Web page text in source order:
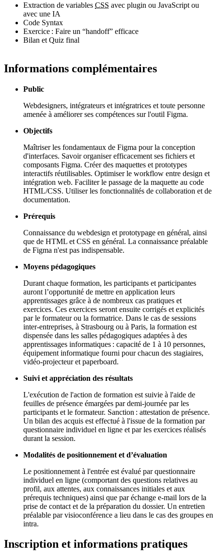
Extraction de variables CSS avec plugin ou JavaScript ou
avec une IA
Code Syntax
Exercice : Faire un “handoff” efficace
Bilan et Quiz final
Informations complémentaires
Public
Webdesigners, intégrateurs et intégratrices et toute personne
amenée à améliorer ses compétences sur l'outil Figma.
Objectifs
Maîtriser les fondamentaux de Figma pour la conception
d'interfaces. Savoir organiser efficacement ses fichiers et
composants Figma. Créer des maquettes et prototypes
interactifs réutilisables. Optimiser le workflow entre design et
intégration web. Faciliter le passage de la maquette au code
HTML/CSS. Utiliser les fonctionnalités de collaboration et de
documentation.
Prérequis
Connaissance du webdesign et prototypage en général, ainsi
que de HTML et CSS en général. La connaissance préalable
de Figma n'est pas indispensable.
Moyens pédagogiques
Durant chaque formation, les participants et participantes
auront l’opportunité de mettre en application leurs
apprentissages grâce à de nombreux cas pratiques et
exercices. Ces exercices seront ensuite corrigés et explicités
par le formateur ou la formatrice. Dans le cas de sessions
inter-entreprises, à Strasbourg ou à Paris, la formation est
dispensée dans les salles pédagogiques adaptées à des
apprentissages informatiques : capacité de 1 à 10 personnes,
équipement informatique fourni pour chacun des stagiaires,
vidéo-projecteur et paperboard.
Suivi et appréciation des résultats
L'exécution de l'action de formation est suivie à l'aide de
feuilles de présence émargées par demi-journée par les
participants et le formateur. Sanction : attestation de présence.
Un bilan des acquis est effectué à l'issue de la formation par
questionnaire individuel en ligne et par les exercices réalisés
durant la session.
Modalités de positionnement et d’évaluation
Le positionnement à l'entrée est évalué par questionnaire
individuel en ligne (comportant des questions relatives au
profil, aux attentes, aux connaissances initiales et aux
prérequis techniques) ainsi que par échange e-mail lors de la
prise de contact et de la préparation du dossier. Un entretien
préalable par visioconférence a lieu dans le cas des groupes en
intra.
Inscription et informations pratiques